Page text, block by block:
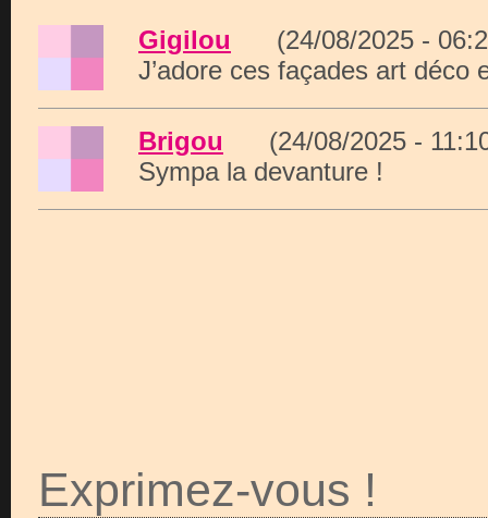
Gigilou (24/08/2025 -
J’adore ces façades art déco
Brigou (24/08/2025 -
Sympa la devanture !
Exprimez-vous !